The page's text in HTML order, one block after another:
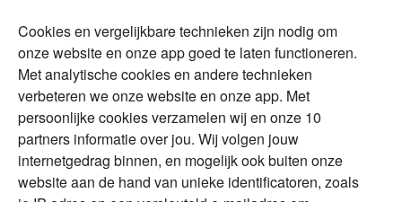
Duurzaam
Vermogensplanning
Tweede huis in
buitenland
DGA
Erfenis
Over Financial Focus
Specialisten
Financial Focus
magazine
The Exit Years
Contact
Cookies en vergelijkbare technieken zijn nodig om
onze website en onze app goed te laten functioneren.
Met analytische cookies en andere technieken
verbeteren we onze website en onze app. Met
persoonlijke cookies verzamelen wij en onze 10
partners informatie over jou. Wij volgen jouw
internetgedrag binnen, en mogelijk ook buiten onze
website aan de hand van unieke identificatoren, zoals